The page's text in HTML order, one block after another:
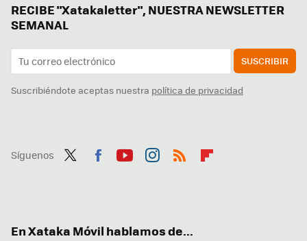
RECIBE "Xatakaletter", NUESTRA NEWSLETTER
SEMANAL
SUSCRIBIR
Suscribiéndote aceptas nuestra política de privacidad
Síguenos
En Xataka Móvil hablamos de...